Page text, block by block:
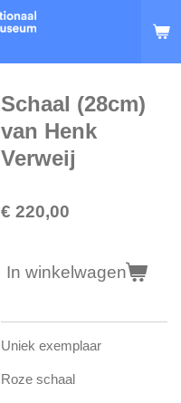
Schaal (28cm)
van Henk
Verweij
€ 220,00
In winkelwagen
Uniek exemplaar
Roze schaal